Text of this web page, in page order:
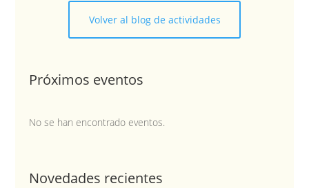
Volver al blog de actividades
Próximos eventos
No se han encontrado eventos.
Novedades recientes